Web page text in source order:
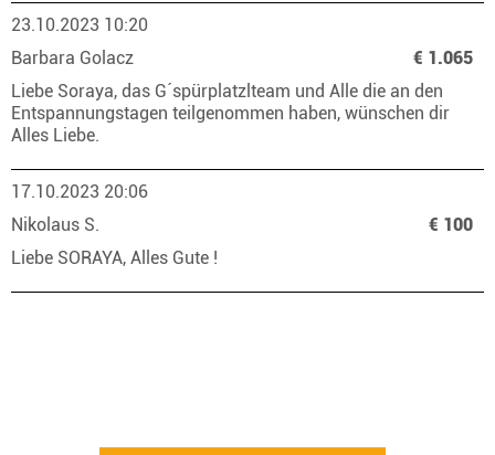
23.10.2023 10:20
Barbara Golacz
€ 1.065
Liebe Soraya, das G´spürplatzlteam und Alle die an den
Entspannungstagen teilgenommen haben, wünschen dir
Alles Liebe.
17.10.2023 20:06
Nikolaus S.
€ 100
Liebe SORAYA, Alles Gute !